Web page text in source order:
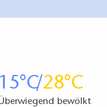
15 28
bewölkt